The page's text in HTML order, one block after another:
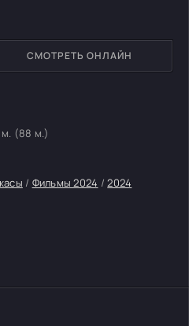
м. (88 м.)
/ Фильмы 2024 /2024
СМОТРЕТЬ ОНЛАЙН